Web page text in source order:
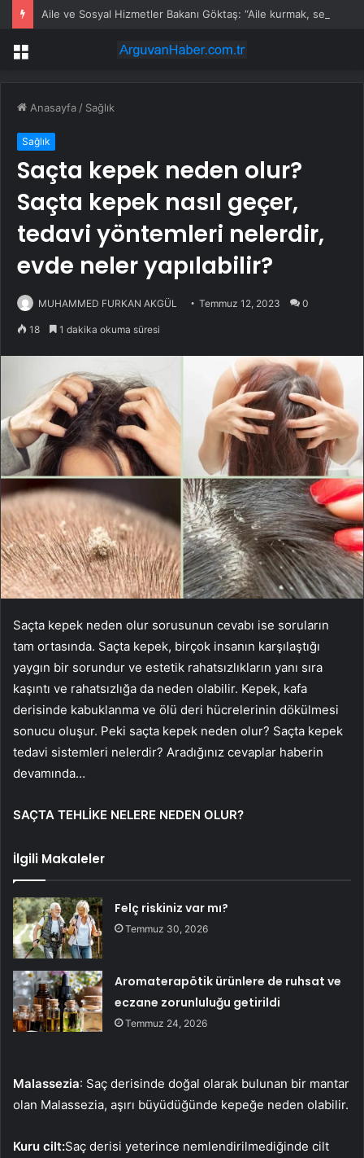
Menü
Anasayfa / Sağlık
Sağlık
Saçta kepek neden olur?
Saçta kepek nasıl geçer,
tedavi yöntemleri nelerdir,
evde neler yapılabilir?
MUHAMMED FURKAN AKGÜL Temmuz 12, 2023 0
18 1 dakika okuma süresi
Saçta kepek neden olur sorusunun cevabı ise soruların
tam ortasında. Saçta kepek, birçok insanın karşılaştığı
yaygın bir sorundur ve estetik rahatsızlıkların yanı sıra
kaşıntı ve rahatsızlığa da neden olabilir. Kepek, kafa
derisinde kabuklanma ve ölü deri hücrelerinin dökülmesi
sonucu oluşur. Peki saçta kepek neden olur? Saçta kepek
tedavi sistemleri nelerdir? Aradığınız cevaplar haberin
devamında…
SAÇTA TEHLİKE NELERE NEDEN OLUR?
İlgili Makaleler
Felç riskiniz var mı?
Temmuz 30, 2026
Aromaterapötik ürünlere de ruhsat ve
eczane zorunluluğu getirildi
Temmuz 24, 2026
Malassezia: Saç derisinde doğal olarak bulunan bir mantar
olan Malassezia, aşırı büyüdüğünde kepeğe neden olabilir.
Kuru cilt:Saç derisi yeterince nemlendirilmediğinde cilt